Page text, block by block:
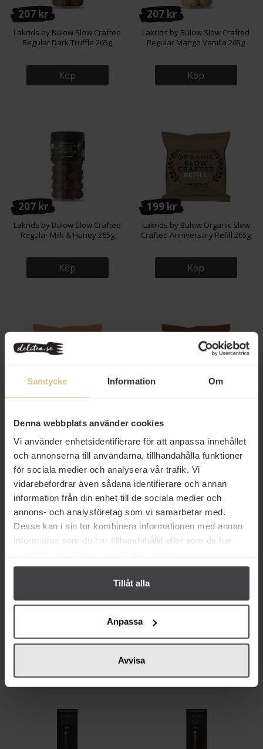
Samtycke Information Om
Denna webbplats använder cookies
Vi använder enhetsidentifierare för att anpassa innehållet
och annonserna till användarna, tillhandahålla funktioner
för sociala medier och analysera vår trafik. Vi
vidarebefordrar även sådana identifierare och annan
information från din enhet till de sociala medier och
annons- och analysföretag som vi samarbetar med.
Dessa kan i sin tur kombinera informationen med annan
information som du har tillhandahållit eller som de har
Tillåt alla
Anpassa
Avvisa
207 kr
Lakrids by Bülow Slow Crafted
Regular Dark Truffle 265g
Köp
207 kr
Lakrids by Bülow Slow Crafted
Regular Mango Vanilla 265g
Köp
207 kr
Lakrids by Bülow Slow Crafted
Regular Milk & Honey 265g
Köp
199 kr
Lakrids by Bülow Organic Slow
Crafted Anniversary Refill 265g
Köp
175 kr
Lakrids by Bülow Organic Slow
Crafted Caramel Date Refill
265g
Mer info
Lakrids by Bülow Organic Slow
Crafted Dark Truffle Refill 265g
Mer info
Kort datum
Lakrids by Bülow Organic Slow
Crafted Mango Vanilla Refill
Lakrids by Bülow Organic Slow
Crafted Milk & Honey Refill 265g